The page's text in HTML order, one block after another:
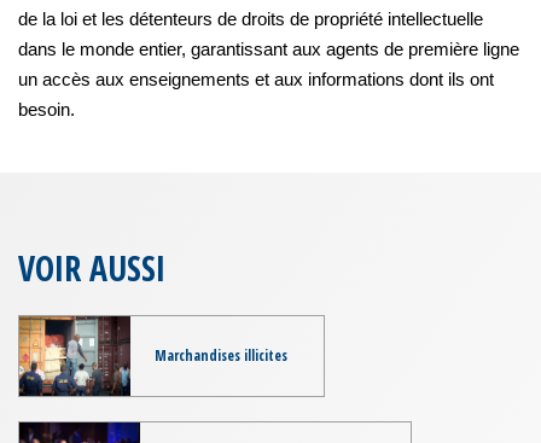
de la loi et les détenteurs de droits de propriété intellectuelle
dans le monde entier, garantissant aux agents de première ligne
un accès aux enseignements et aux informations dont ils ont
besoin.
VOIR AUSSI
Marchandises illicites